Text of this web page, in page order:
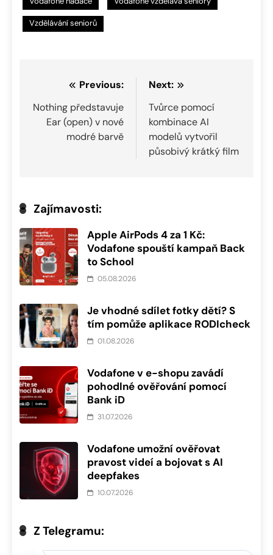
Vzdělávání seniorů
Navigace
pro
příspěvek
Previous:
Nothing představuje
Ear (open) v nové
modré barvě
Next:
Tvůrce pomocí
kombinace AI
modelů vytvořil
působivý krátký film
Zajímavosti:
Apple AirPods 4 za 1 Kč:
Vodafone spouští kampaň Back
to School
05.08.2026
Je vhodné sdílet fotky dětí? S
tím pomůže aplikace RODIcheck
01.08.2026
Vodafone v e-shopu zavádí
pohodlné ověřování pomocí
Bank iD
31.07.2026
Vodafone umožní ověřovat
pravost videí a bojovat s AI
deepfakes
10.07.2026
Z Telegramu: